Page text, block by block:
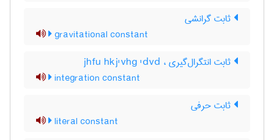
ثابت گرانشی
gravitational constant
ثابت انتگرال‌گیری ، jhfu hkj'vhg 'dvd
integration constant
ثابت حرفی
literal constant